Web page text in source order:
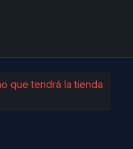
que tendrá la tienda